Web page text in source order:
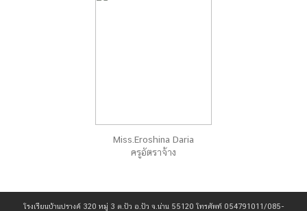
Miss.Eroshina Daria
ครูอัตราจ้าง
โรงเรียนบ้านปรางค์ 320 หมู่ 3 ต.ปัว อ.ปัว จ.น่าน 55120 โทรศัพท์ 054791011/085-